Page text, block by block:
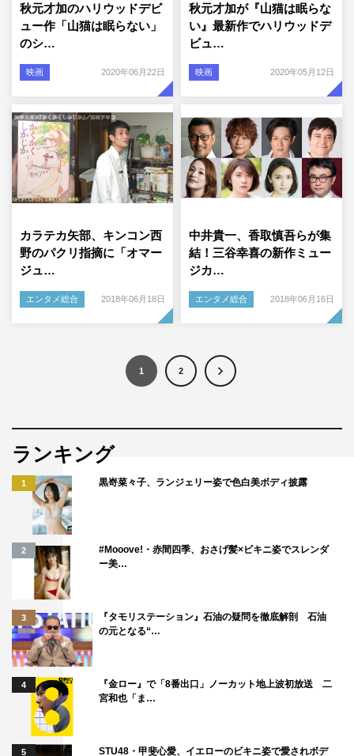
秋元才加のハリウッドデビ
ュー作「山猫は眠らない」
のシ…
映画 2020年06月22日
秋元才加が『山猫は眠らな
い』最新作でハリウッドデ
ビュ…
映画 2020年05月12日
カラテカ矢部、キンコン西
野のパクリ指摘に「オマー
ジュ…
エンタメ総合 2018年06月18日
中井貴一、香取慎吾らが集
結！三谷幸喜の新作ミュー
ジカ…
エンタメ総合 2018年06月16日
1 2
ランキング
1 黒嵜菜々子、ランジェリー姿で色白美ボディ披露
2
#Mooove!・赤間四季、おさげ髪×ビキニ姿でスレンダ
ー美…
3
『タモリステーション』石油の疑問を徹底解剖 石油
の元となる“…
4
『金ロー』で「8番出口」ノーカット地上波初放送 二
宮和也「ま…
5 STU48・甲斐心愛、イエローのビキニ姿で愛されボデ